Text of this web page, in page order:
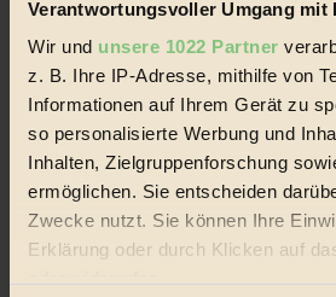
Verantwortungsvoller Umgang mit
Wir und unsere 1022 Partner
z. B. Ihre IP-Adresse, mithilfe von
Informationen auf Ihrem Gerät zu
so personalisierte Werbung und
Inhalten, Zielgruppenforschung
ermöglichen. Sie entscheiden
Zwecke nutzt. Sie können Ihre
Erklärung oder durch Klicken auf
Bio
Nachhaltigkeit
Vegan